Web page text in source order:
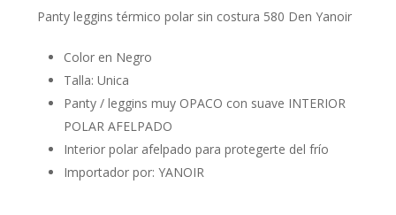
Panty leggins térmico polar sin costura 580 Den Yanoir
Color en Negro
Talla: Unica
Panty / leggins muy OPACO con suave INTERIOR
POLAR AFELPADO
Interior polar afelpado para protegerte del frío
Importador por: YANOIR